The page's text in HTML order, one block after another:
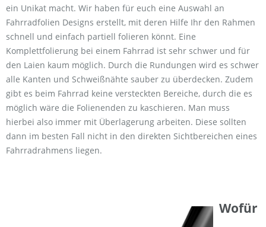
ein Unikat macht. Wir haben für euch eine Auswahl an
Fahrradfolien Designs erstellt, mit deren Hilfe Ihr den Rahmen
schnell und einfach partiell folieren könnt. Eine
Komplettfolierung bei einem Fahrrad ist sehr schwer und für
den Laien kaum möglich. Durch die Rundungen wird es schwer
alle Kanten und Schweißnähte sauber zu überdecken. Zudem
gibt es beim Fahrrad keine versteckten Bereiche, durch die es
möglich wäre die Folienenden zu kaschieren. Man muss
hierbei also immer mit Überlagerung arbeiten. Diese sollten
dann im besten Fall nicht in den direkten Sichtbereichen eines
Fahrradrahmens liegen.
Wofür